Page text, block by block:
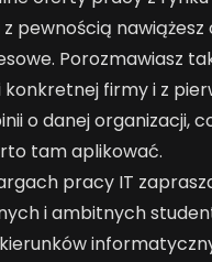
z pewnością
Porozmawiasz
firmy i z
o danej organizacji,
tam aplikować.
pracy IT
i ambitnych